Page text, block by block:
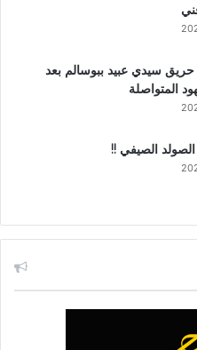
سيدي عبيد ببوسالم بعد
المتواصلة
الصيفي !!